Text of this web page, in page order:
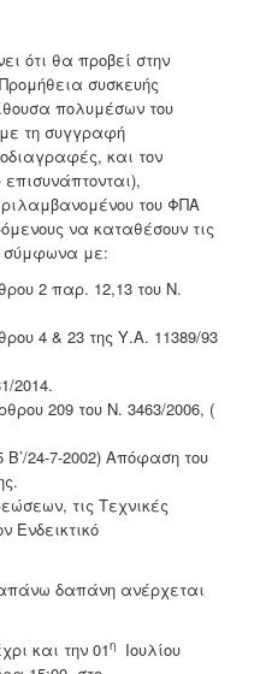
ότι θα προβεί στην
συσκευής
πολυμέσων του
τη συγγραφή
και τον
του ΦΠΑ
να καταθέσουν τις
σύμφωνα με:
2 παρ. 12,13 του Ν.
4 & 23 της Υ.Α. 11389/93
2014.
209 του Ν. 3463/2006, (
24-7-2002) Απόφαση του
τις Τεχνικές
Ενδεικτικό
δαπάνη ανέρχεται
και την 01η
Ιουλίου